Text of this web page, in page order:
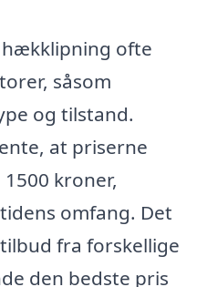
ofte
såsom
og tilstand.
at priserne
kroner,
omfang. Det
fra forskellige
den bedste pris